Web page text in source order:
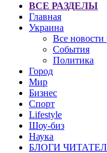
ВСЕ РАЗДЕЛЫ
Главная
Украина
Все новости
События
Политика
Город
Мир
Бизнес
Спорт
Lifestyle
Шоу-биз
Наука
БЛОГИ